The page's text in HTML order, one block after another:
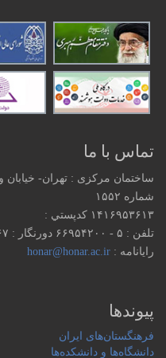
تماس با ما
ساختمان مرکزی : تهران- خیابان
شماره ۱۵۵۲
۱۴۱۶۹۵۳۶۱۳ كدپستي :
تلفن : ۵ - ۶۶۹۵۴۲۰۰ دورنگار : ۶۶۹۵۱۱۶۷
رایانامه :honar@honar.ac.ir
پیوندها
فرهنگستان‌های ایران
دانشگاه‌ها و دانشکده‌ها